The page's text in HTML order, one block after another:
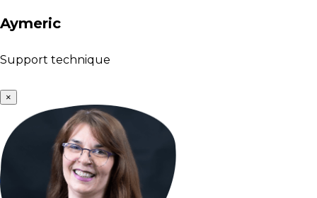
Aymeric
Support technique
×